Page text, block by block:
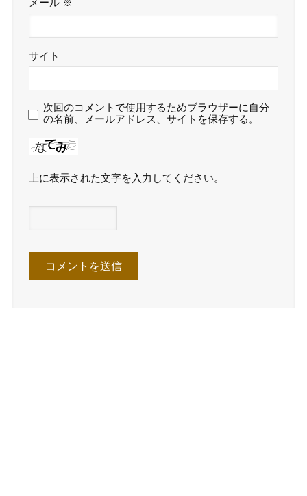
メール ※
サイト
次回のコメントで使用するためブラウザーに自分
の名前、メールアドレス、サイトを保存する。
上に表示された文字を入力してください。